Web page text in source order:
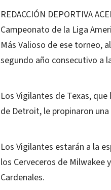
REDACCIÓN DEPORTIVA
Campeonato de la Liga
Más Valioso de ese torneo,
segundo año consecutivo a
Los Vigilantes de Texas,
de Detroit, le propinaron
Los Vigilantes estarán a la
los Cerveceros de Milwakee
Cardenales.